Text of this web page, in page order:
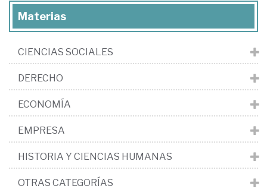
Materias
CIENCIAS SOCIALES
DERECHO
ECONOMÍA
EMPRESA
HISTORIA Y CIENCIAS HUMANAS
OTRAS CATEGORÍAS